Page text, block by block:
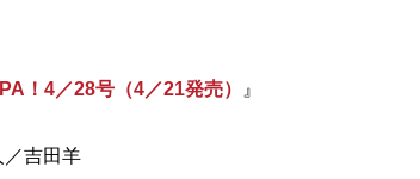
！4／28号（4／21発売） 』
吉田羊